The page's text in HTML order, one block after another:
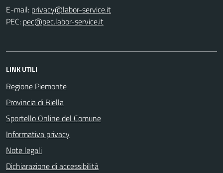
E-mail:
PEC:
LINK UTILI
Regione Piemonte
Provincia di Biella
Sportello Online del Comune
Informativa privacy
Note legali
Dichiarazione di accessibilità